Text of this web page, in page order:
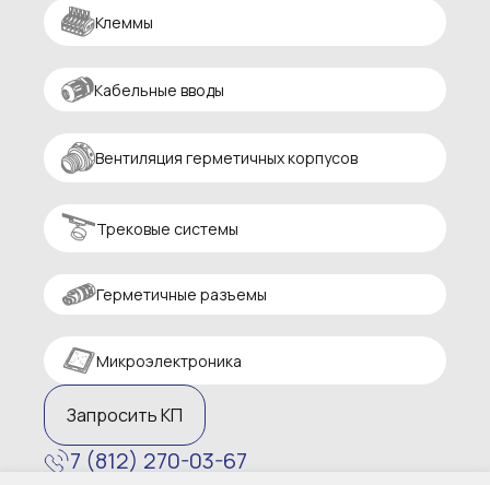
Клеммы
Кабельные вводы
Вентиляция герметичных корпусов
Трековые системы
Герметичные разъемы
Микроэлектроника
Запросить КП
7 (812) 270-03-67